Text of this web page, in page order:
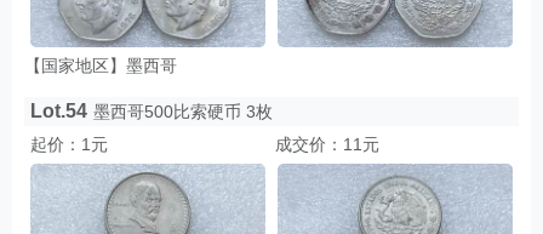
【国家地区】墨西哥
Lot.54 墨西哥500比索硬币 3枚
起价：1元
成交价：11元